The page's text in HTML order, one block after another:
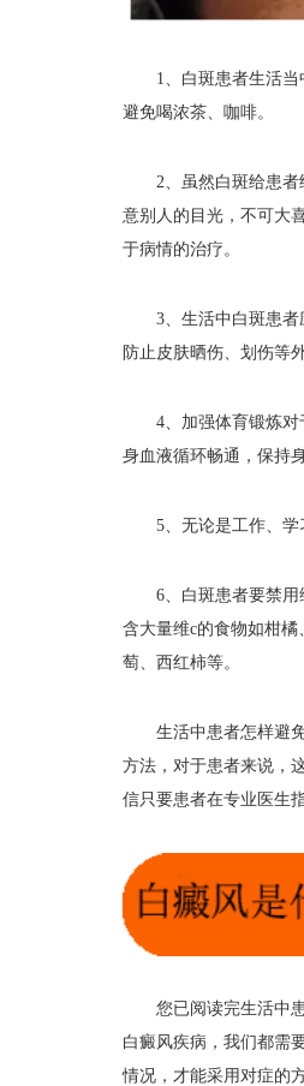
1、白斑患者生活当中
避免喝浓茶、咖啡。
2、虽然白斑给患者给
意别人的目光，不可大
于病情的治疗。
3、生活中白斑患者应
防止皮肤晒伤、划伤等
4、加强体育锻炼对于
身血液循环畅通，保持
5、无论是工作、学习
6、白斑患者要禁用维
含大量维c的食物如柑
萄、西红柿等。
生活中患者怎样避免
方法，对于患者来说，
信只要患者在专业医生
您已阅读完生活中患
白癜风疾病，我们都需
情况，才能采用对症的